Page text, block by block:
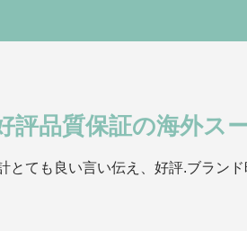
評品質保証の海外ス
とても良い言い伝え、好評.ブラン